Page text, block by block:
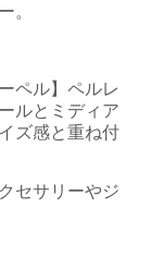
。
ペル】ペルレ
ルとミディア
ズ感と重ね付
セサリーやジ